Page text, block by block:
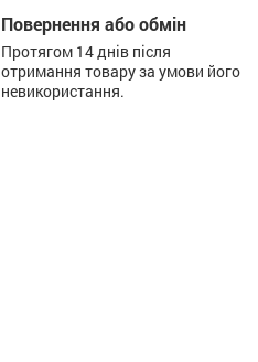
Повернення або обмін
Протягом 14 днів після
отримання товару за умови його
невикористання.